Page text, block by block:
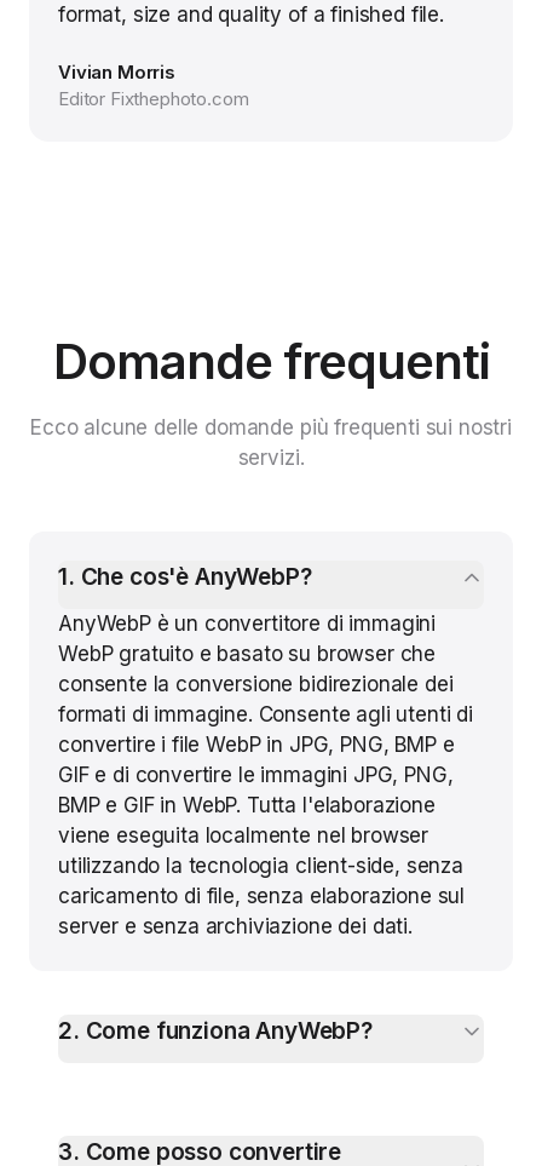
format, size and quality of a finished file.
Vivian Morris
Editor Fixthephoto.com
Domande frequenti
Ecco alcune delle domande più frequenti sui nostri
servizi.
1. Che cos'è AnyWebP?
AnyWebP è un convertitore di immagini
WebP gratuito e basato su browser che
consente la conversione bidirezionale dei
formati di immagine. Consente agli utenti di
convertire i file WebP in JPG, PNG, BMP e
GIF e di convertire le immagini JPG, PNG,
BMP e GIF in WebP. Tutta l'elaborazione
viene eseguita localmente nel browser
utilizzando la tecnologia client-side, senza
caricamento di file, senza elaborazione sul
server e senza archiviazione dei dati.
2. Come funziona AnyWebP?
3. Come posso convertire